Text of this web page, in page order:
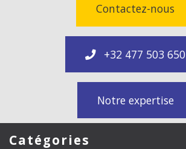
Contactez-nous
+32 477 503 650
Notre expertise
Catégories